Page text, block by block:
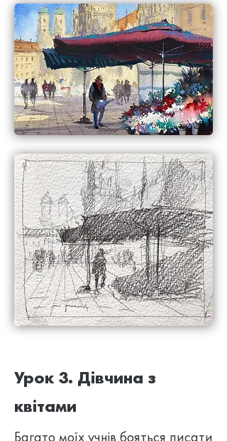
Урок 3. Дівчина з
квітами
Багато моїх учнів бояться писати